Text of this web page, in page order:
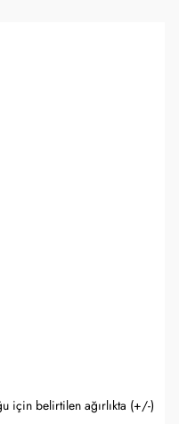
için belirtilen ağırlıkta (+/-)